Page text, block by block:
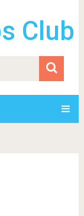
Club